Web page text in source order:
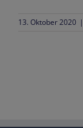
13. Oktober 2020 |